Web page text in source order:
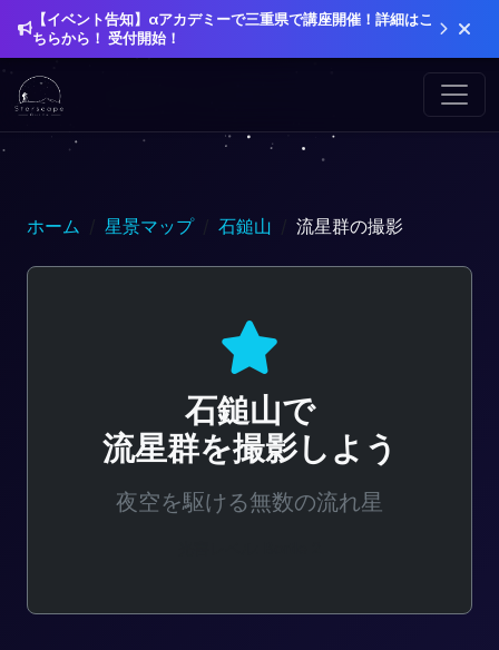
【イベント告知】αアカデミーで三重県で講座開催！詳細はこ
ちらから！ 受付開始！
ホーム 星景マップ 石鎚山 流星群の撮影
石鎚山で
流星群を撮影しよう
夜空を駆ける無数の流れ星